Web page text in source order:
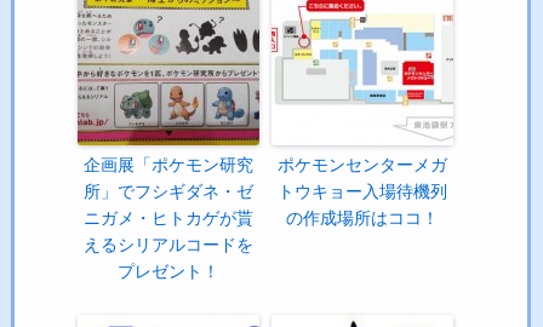
企画展「ポケモン研究
所」でフシギダネ・ゼ
ニガメ・ヒトカゲが貰
えるシリアルコードを
プレゼント！
ポケモンセンターメガ
トウキョー入場待機列
の作成場所はココ！